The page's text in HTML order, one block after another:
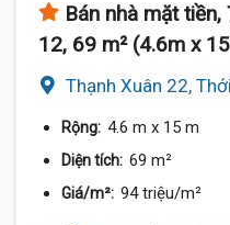
Bán nhà mặt tiền,
12, 69 m² (4.6m x
Thạnh Xuân 22,
Rộng: 4.6 m x 15 m
Diện tích: 69 m²
Giá/m²: 94 triệu/m²